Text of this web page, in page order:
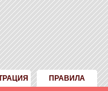
ПРАВИЛА